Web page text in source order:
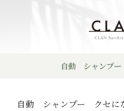
自動 シャンプ
自動 シャンプー クセに